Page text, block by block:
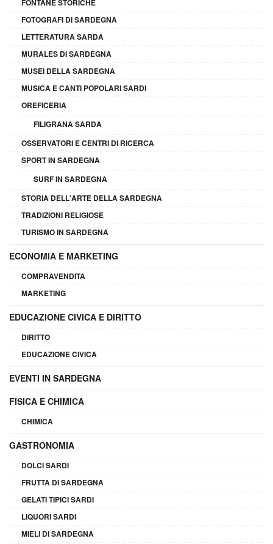
FONTANE STORICHE
FOTOGRAFI DI SARDEGNA
LETTERATURA SARDA
MURALES DI SARDEGNA
MUSEI DELLA SARDEGNA
MUSICA E CANTI POPOLARI SARDI
OREFICERIA
FILIGRANA SARDA
OSSERVATORI E CENTRI DI RICERCA
SPORT IN SARDEGNA
SURF IN SARDEGNA
STORIA DELL'ARTE DELLA SARDEGNA
TRADIZIONI RELIGIOSE
TURISMO IN SARDEGNA
ECONOMIA E MARKETING
COMPRAVENDITA
MARKETING
EDUCAZIONE CIVICA E DIRITTO
DIRITTO
EDUCAZIONE CIVICA
EVENTI IN SARDEGNA
FISICA E CHIMICA
CHIMICA
GASTRONOMIA
DOLCI SARDI
FRUTTA DI SARDEGNA
GELATI TIPICI SARDI
LIQUORI SARDI
MIELI DI SARDEGNA